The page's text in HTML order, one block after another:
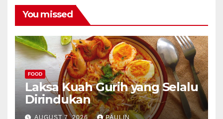
You missed
FOOD
Laksa Kuah Gurih yang Selalu
Dirindukan